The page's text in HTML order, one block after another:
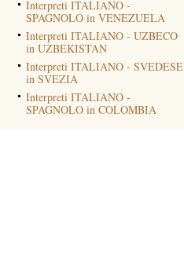
Interpreti ITALIANO -
SPAGNOLO in VENEZUELA
Interpreti ITALIANO - UZBECO
in UZBEKISTAN
Interpreti ITALIANO - SVEDESE
in SVEZIA
Interpreti ITALIANO -
SPAGNOLO in COLOMBIA